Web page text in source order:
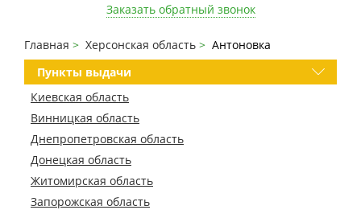
Заказать обратный звонок
Главная Херсонская область
Антоновка
Пункты выдачи
Киевская область
Винницкая область
Днепропетровская область
Донецкая область
Житомирская область
Запорожская область